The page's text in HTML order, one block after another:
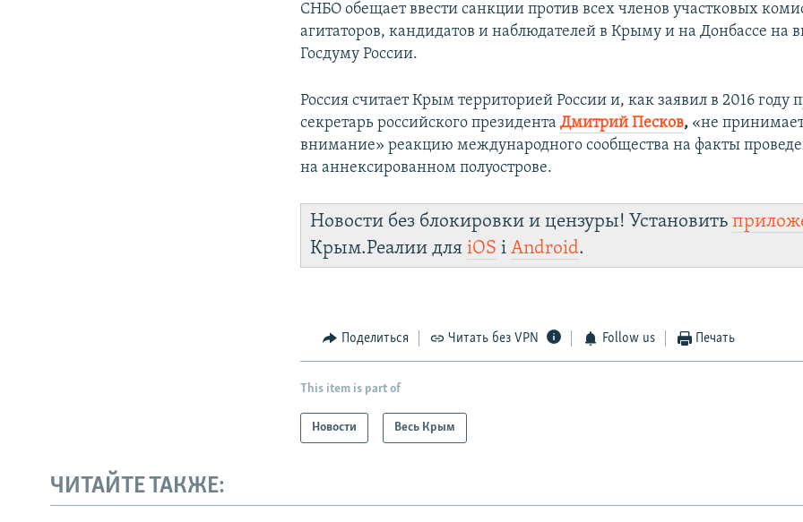
СНБО обещает ввести санкции против всех членов участковых
агитаторов, кандидатов и наблюдателей в Крыму и на Донбассе на
Госдуму России.
Россия считает Крым территорией России и, как заявил в 2016 году
секретарь российского президентаДмитрий Песков, «не
внимание» реакцию международного сообщества на факты
на аннексированном полуострове.
Новости без блокировки и цензуры! Установить
Крым.Реалии дляiOS іAndroid.
Поделиться Читать без VPN Follow us Печать
This item is part of
Новости Весь Крым
ЧИТАЙТЕ ТАКЖЕ: